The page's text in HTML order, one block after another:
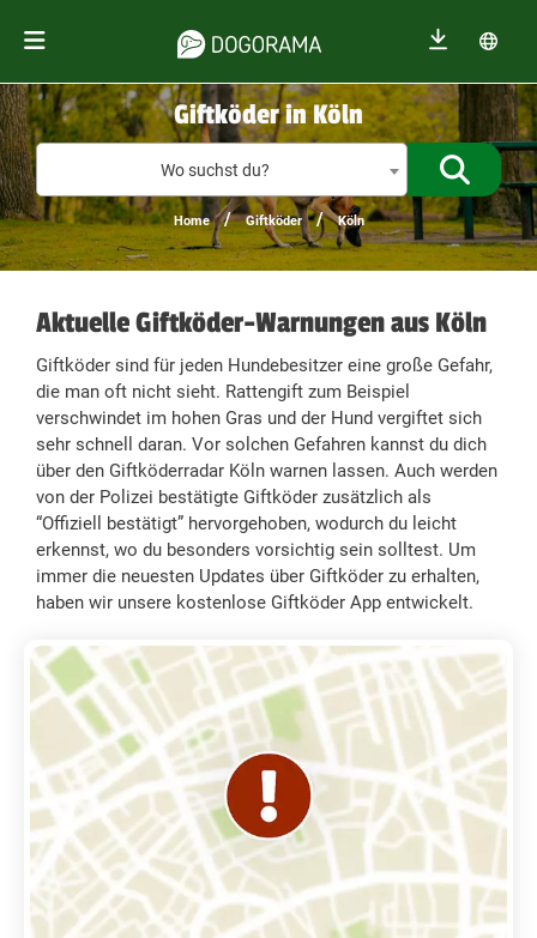
Giftköder in Köln
Wo suchst du?
Home / Giftköder / Köln
Aktuelle Giftköder-Warnungen aus Köln
Giftköder sind für jeden Hundebesitzer eine große Gefahr,
die man oft nicht sieht. Rattengift zum Beispiel
verschwindet im hohen Gras und der Hund vergiftet sich
sehr schnell daran. Vor solchen Gefahren kannst du dich
über den Giftköderradar Köln warnen lassen. Auch werden
von der Polizei bestätigte Giftköder zusätzlich als
“Offiziell bestätigt” hervorgehoben, wodurch du leicht
erkennst, wo du besonders vorsichtig sein solltest. Um
immer die neuesten Updates über Giftköder zu erhalten,
haben wir unsere kostenlose Giftköder App entwickelt.